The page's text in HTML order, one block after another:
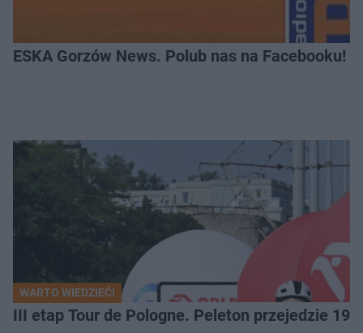
ESKA Gorzów News. Polub nas na Facebooku!
WARTO WIEDZIEĆ!
III etap Tour de Pologne. Peleton przejedzie